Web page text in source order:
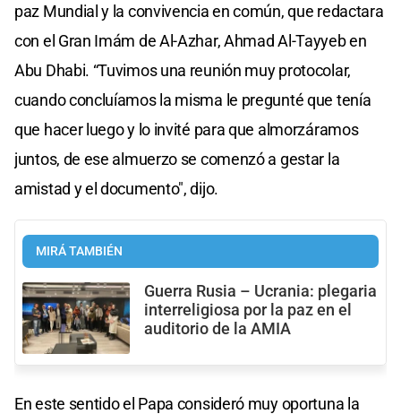
paz Mundial y la convivencia en común, que redactara
con el Gran Imám de Al-Azhar, Ahmad Al-Tayyeb en
Abu Dhabi. “Tuvimos una reunión muy protocolar,
cuando concluíamos la misma le pregunté que tenía
que hacer luego y lo invité para que almorzáramos
juntos, de ese almuerzo se comenzó a gestar la
amistad y el documento", dijo.
MIRÁ TAMBIÉN
Guerra Rusia – Ucrania: plegaria
interreligiosa por la paz en el
auditorio de la AMIA
En este sentido el Papa consideró muy oportuna la